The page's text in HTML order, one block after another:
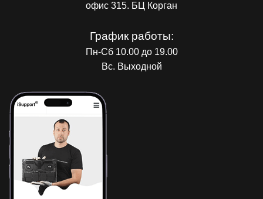
офис 315. БЦ Корган
График работы:
Пн-Сб 10.00 до 19.00
Вс. Выходной